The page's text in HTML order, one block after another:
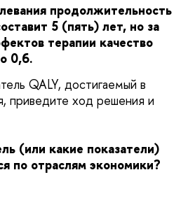
продолжительность
5 (пять) лет, но за
терапии качество
0,6.
QALY, достигаемый в
приведите ход решения и
(или какие показатели)
по отраслям экономики?